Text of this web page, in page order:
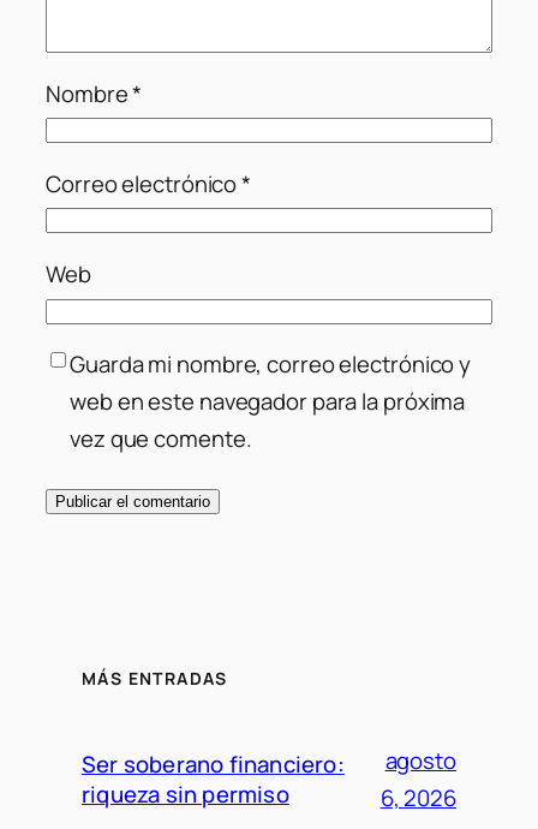
Nombre*
Correo electrónico*
Web
Guarda mi nombre, correo electrónico y
web en este navegador para la próxima
vez que comente.
MÁS ENTRADAS
Ser soberano financiero:
riqueza sin permiso
agosto
6, 2026